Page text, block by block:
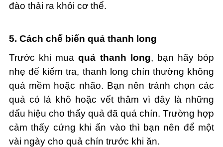
đào thải ra khỏi cơ thể.
5. Cách chế biến quả thanh long
Trước khi muaquả thanh long, bạn hãy bóp
nhẹ để kiểm tra, thanh long chín thường không
quá mềm hoặc nhão. Bạn nên tránh chọn các
quả có lá khô hoặc vết thâm vì đây là những
dấu hiệu cho thấy quả đã quá chín. Trường hợp
cảm thấy cứng khi ấn vào thì bạn nên để một
vài ngày cho quả chín trước khi ăn.